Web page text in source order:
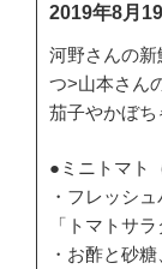
2019年8月
河野さんの
つ>山本さん
茄子やかぼち
●ミニトマト
・フレッシ
「トマトサ
・お酢と砂